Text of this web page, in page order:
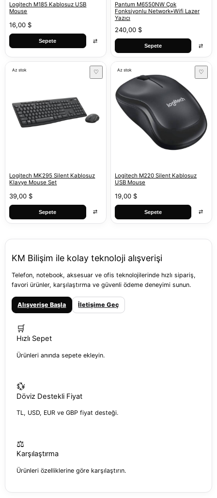
Logitech M185 Kablosuz USB
Mouse
16,00 $
Sepete ⇄
Pantum M6550NW Çok
Fonksiyonlu Network+Wifi Lazer
Yazıcı
240,00 $
Sepete ⇄
Az stok ♡
Logitech MK295 Silent Kablosuz
Klavye Mouse Set
39,00 $
Sepete ⇄
Az stok ♡
Logitech M220 Silent Kablosuz
USB Mouse
19,00 $
Sepete ⇄
KM Bilişim ile kolay teknoloji alışverişi
Telefon, notebook, aksesuar ve ofis teknolojilerinde hızlı sipariş,
favori ürünler, karşılaştırma ve güvenli ödeme deneyimi sunun.
Alışverişe Başla İletişime Geç
🛒
Hızlı Sepet
Ürünleri anında sepete ekleyin.
💱
Döviz Destekli Fiyat
TL, USD, EUR ve GBP fiyat desteği.
⚖️
Karşılaştırma
Ürünleri özelliklerine göre karşılaştırın.